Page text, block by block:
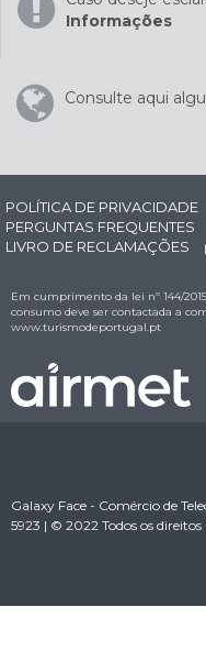
Informações
Consulte aqui
POLÍTICA DE PRIVACIDADE
PERGUNTAS FREQUENTES
LIVRO DE RECLAMAÇÕES |
Em cumprimento da lei nº 144/
consumo deve ser contactada a
www.turismodeportugal.pt
Galaxy Face - Comércio de
5923 | © 2022 Todos os